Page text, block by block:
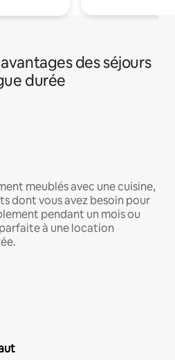
des séjours
durée
meublés avec une cuisine,
dont vous avez besoin pour
pendant un mois ou
à une location